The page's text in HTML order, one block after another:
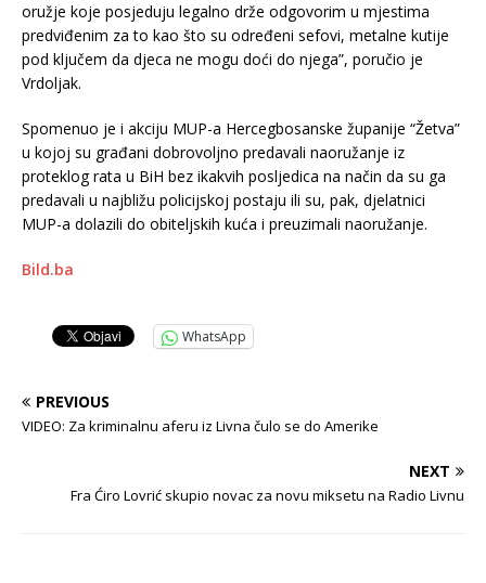
oružje koje posjeduju legalno drže odgovorim u mjestima
predviđenim za to kao što su određeni sefovi, metalne kutije
pod ključem da djeca ne mogu doći do njega”, poručio je
Vrdoljak.
Spomenuo je i akciju MUP-a Hercegbosanske županije “Žetva”
u kojoj su građani dobrovoljno predavali naoružanje iz
proteklog rata u BiH bez ikakvih posljedica na način da su ga
predavali u najbližu policijskoj postaju ili su, pak, djelatnici
MUP-a dolazili do obiteljskih kuća i preuzimali naoružanje.
Bild.ba
WhatsApp
PREVIOUS
VIDEO: Za kriminalnu aferu iz Livna čulo se do Amerike
NEXT
Fra Ćiro Lovrić skupio novac za novu miksetu na Radio Livnu